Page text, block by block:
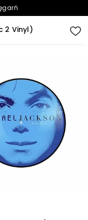
2 Vinyl)